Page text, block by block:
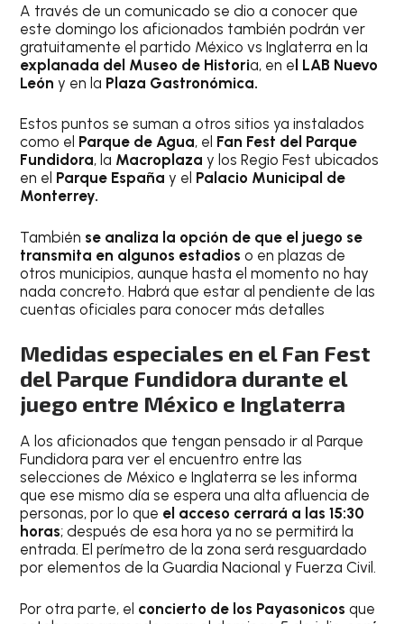
A través de un comunicado se dio a conocer que
este domingo los aficionados también podrán ver
gratuitamente el partido México vs Inglaterra en la
explanada del Museo de Historia, en el LAB Nuevo
León y en la Plaza Gastronómica.
Estos puntos se suman a otros sitios ya instalados
como el Parque de Agua, el Fan Fest del Parque
Fundidora, la Macroplaza y los Regio Fest ubicados
en el Parque España y el Palacio Municipal de
Monterrey.
También se analiza la opción de que el juego se
transmita en algunos estadios o en plazas de
otros municipios, aunque hasta el momento no hay
nada concreto. Habrá que estar al pendiente de las
cuentas oficiales para conocer más detalles
Medidas especiales en el Fan Fest
del Parque Fundidora durante el
juego entre México e Inglaterra
A los aficionados que tengan pensado ir al Parque
Fundidora para ver el encuentro entre las
selecciones de México e Inglaterra se les informa
que ese mismo día se espera una alta afluencia de
personas, por lo que el acceso cerrará a las 15:30
horas; después de esa hora ya no se permitirá la
entrada. El perímetro de la zona será resguardado
por elementos de la Guardia Nacional y Fuerza Civil.
Por otra parte, el concierto de los Payasonicosque